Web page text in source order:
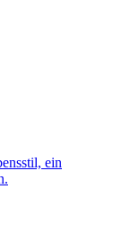
ein